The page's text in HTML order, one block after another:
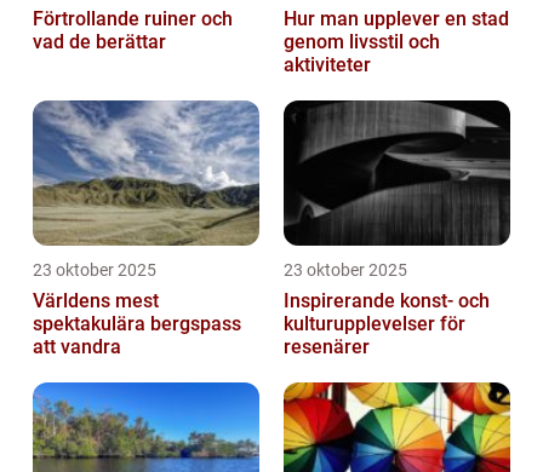
Förtrollande ruiner och
vad de berättar
Hur man upplever en stad
genom livsstil och
aktiviteter
23 oktober 2025
Världens mest
spektakulära bergspass
att vandra
23 oktober 2025
Inspirerande konst- och
kulturupplevelser för
resenärer